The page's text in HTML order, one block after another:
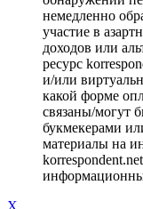
немедленно
участие в
доходов или
ресурс
и/или
какой форме
связаны/могут
букмекерами
материалы на
X